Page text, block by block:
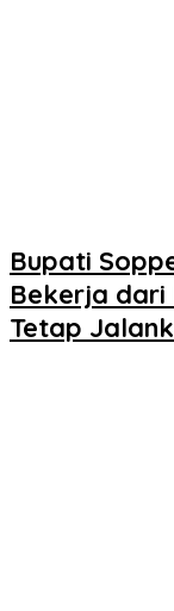
Bupati
Bekerja dari
Tetap